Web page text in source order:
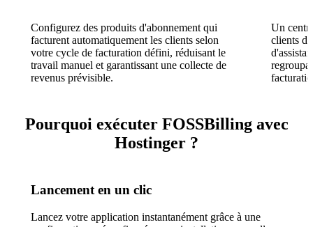
Configurez des produits d'abonnement qui
facturent automatiquement les clients selon
votre cycle de facturation défini, réduisant le
travail manuel et garantissant une collecte de
revenus prévisible.
Un
clients
Pourquoi exécuter FOSSBilling avec
Hostinger ?
Lancement en un clic
Lancez votre application instantanément grâce à une